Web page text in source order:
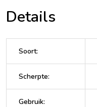
Details
Soort:
Scherpte:
Gebruik: